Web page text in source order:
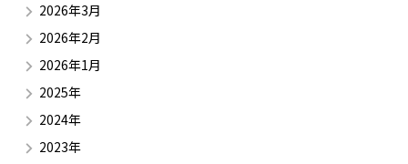
2026年3月
2026年2月
2026年1月
2025年
2024年
2023年